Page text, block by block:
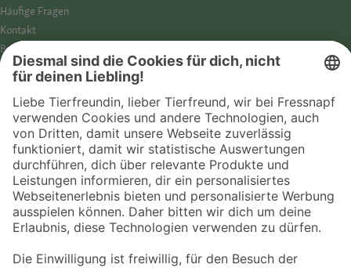
Häufige Fragen
Kontakt
Barrierefreiheit
Impressum
Datenschutz­hinweise
Cookies
AGB
Entdecke Fressnapf
Tierversicherung
GPS-Tracker
Fressnapf Salon
Online-Shop